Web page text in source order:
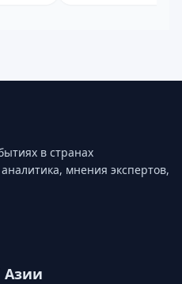
в странах
мнения экспертов,
Азии